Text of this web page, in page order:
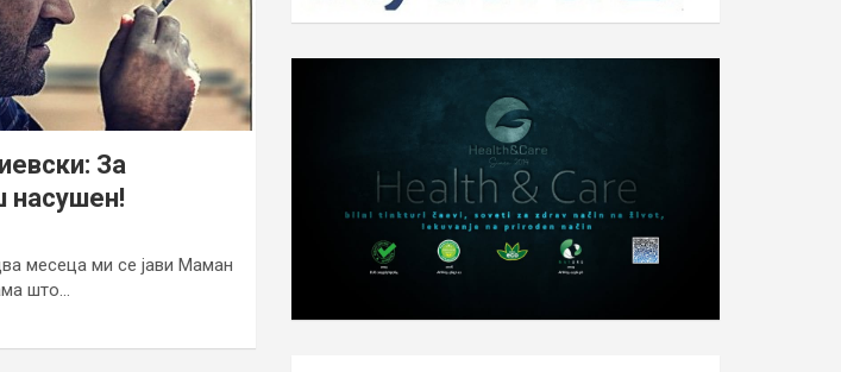
За
насушен!
месеца ми се јави Маман
што…